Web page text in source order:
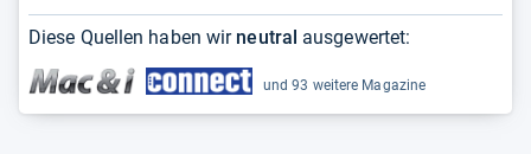
und
Diese Quellen haben wir neutral ausgewertet:
und 93 weitere Magazine